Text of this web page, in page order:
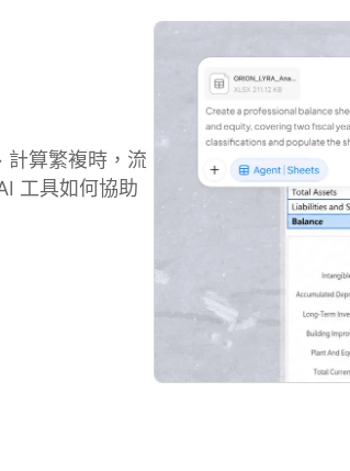
計算繁複時，流
工具如何協助